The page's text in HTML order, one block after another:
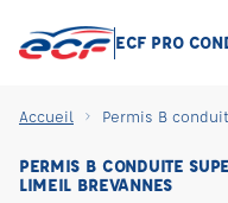
ECF PRO
Accueil Permis B
PERMIS B CONDUITE
LIMEIL BREVANNES